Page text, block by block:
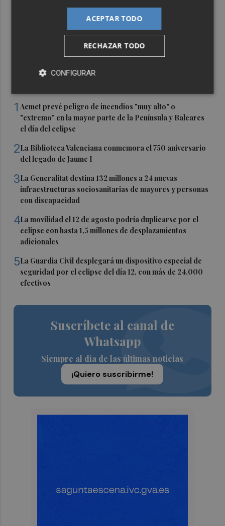
1Aemet prevé peligro de incendios "muy alto" o
"extremo" en la mayor parte de la Península y Baleares
el día del eclipse
2La Biblioteca Valenciana conmemora el 750 aniversario
del legado de Jaume I
3La Generalitat destina 132 millones a 24 nuevas
infraestructuras sociosanitarias de mayores y personas
con discapacidad
4La movilidad el 12 de agosto podría duplicarse por el
eclipse con hasta 1,5 millones de desplazamientos
adicionales
5La Guardia Civil desplegará un dispositivo especial de
seguridad por el eclipse del día 12, con más de 24.000
efectivos
Suscríbete al canal de
Whatsapp
Siempre al día de las últimas noticias
¡Quiero suscribirme!
ACEPTAR TODO
RECHAZAR TODO
CONFIGURAR